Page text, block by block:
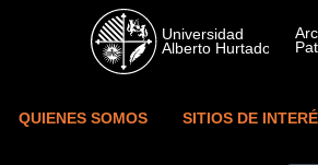
Skip to main content
QUIENES SOMOS SITIOS DE